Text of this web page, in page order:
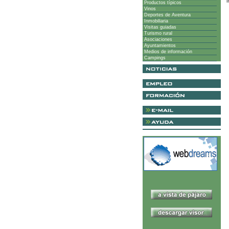
Productos típicos
Vinos
Deportes de Aventura
Inmobiliaria
Visitas guiadas
Turismo rural
Asociaciones
Ayuntamientos
Medios de información
Campings